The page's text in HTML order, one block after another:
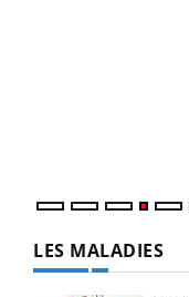
LES MALADIES